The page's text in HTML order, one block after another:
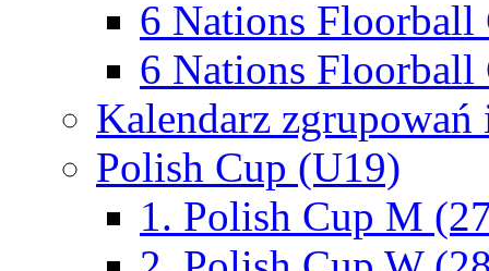
6 Nations Floorball
6 Nations Floorball
Kalendarz
Polish Cup (U19)
1. Polish Cup M